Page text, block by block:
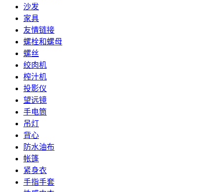
沙发
家具
友情链接
螺栓和螺母
螺丝
绞肉机
榨汁机
投影仪
望远镜
手电筒
吊灯
背心
防水油布
帐篷
紧身衣
手指手套